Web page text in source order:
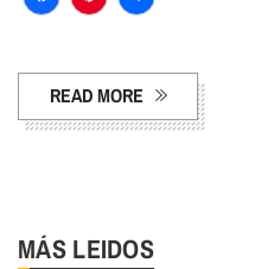
Facebook
Pinterest
Compartir
READ MORE
MÁS LEIDOS